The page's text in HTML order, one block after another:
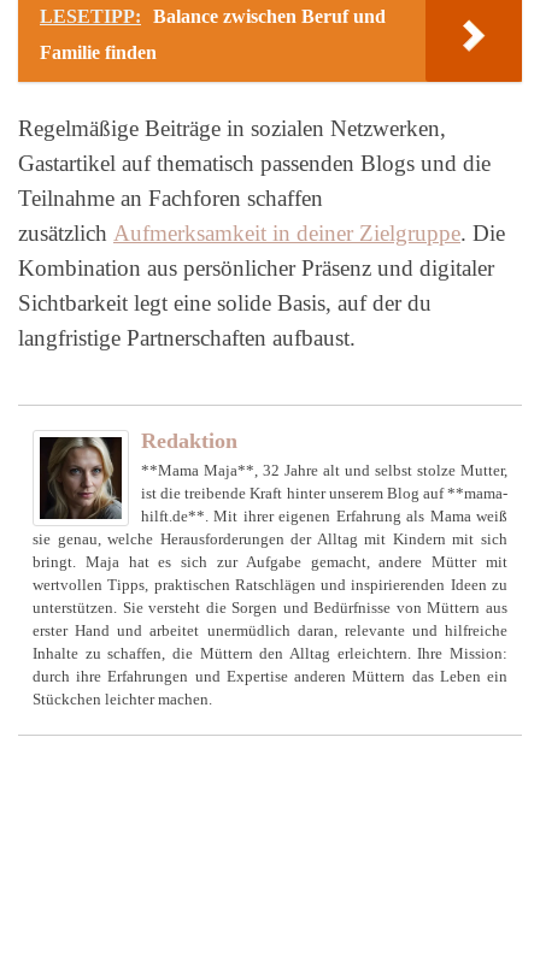
LESETIPP:
Balance zwischen Beruf und
Familie finden
Regelmäßige Beiträge in sozialen Netzwerken,
Gastartikel auf thematisch passenden Blogs und die
Teilnahme an Fachforen schaffen
zusätzlich Aufmerksamkeit in deiner Zielgruppe. Die
Kombination aus persönlicher Präsenz und digitaler
Sichtbarkeit legt eine solide Basis, auf der du
langfristige Partnerschaften aufbaust.
Redaktion
**Mama Maja**, 32 Jahre alt und selbst stolze Mutter,
ist die treibende Kraft hinter unserem Blog auf **mama-
hilft.de**. Mit ihrer eigenen Erfahrung als Mama weiß
sie genau, welche Herausforderungen der Alltag mit Kindern mit sich
bringt. Maja hat es sich zur Aufgabe gemacht, andere Mütter mit
wertvollen Tipps, praktischen Ratschlägen und inspirierenden Ideen zu
unterstützen. Sie versteht die Sorgen und Bedürfnisse von Müttern aus
erster Hand und arbeitet unermüdlich daran, relevante und hilfreiche
Inhalte zu schaffen, die Müttern den Alltag erleichtern. Ihre Mission:
durch ihre Erfahrungen und Expertise anderen Müttern das Leben ein
Stückchen leichter machen.